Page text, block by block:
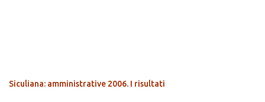
Siculiana: amministrative 2006. I risultati